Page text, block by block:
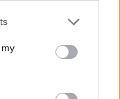
or more Google
You may click to
third-party tags to
in below Google